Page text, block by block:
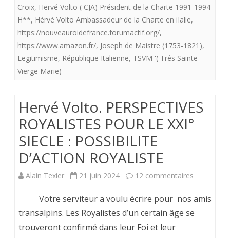
Croix, Hervé Volto ( CJA) Président de la Charte 1991-1994
H**, Hérvé Volto Ambassadeur de la Charte en iIalie,
https://nouveauroidefrance.forumactif.org/,
https://www.amazon.fr/, Joseph de Maistre (1753-1821),
Legitimisme, République Italienne, TSVM '( Trés Sainte
Vierge Marie)
Hervé Volto. PERSPECTIVES
ROYALISTES POUR LE XXI°
SIECLE : POSSIBILITE
D’ACTION ROYALISTE
Alain Texier 21 juin 2024 12 commentaires
Volto.
Votre serviteur a voulu écrire pour nos amis
transalpins. Les Royalistes d’un certain âge se
trouveront confirmé dans leur Foi et leur